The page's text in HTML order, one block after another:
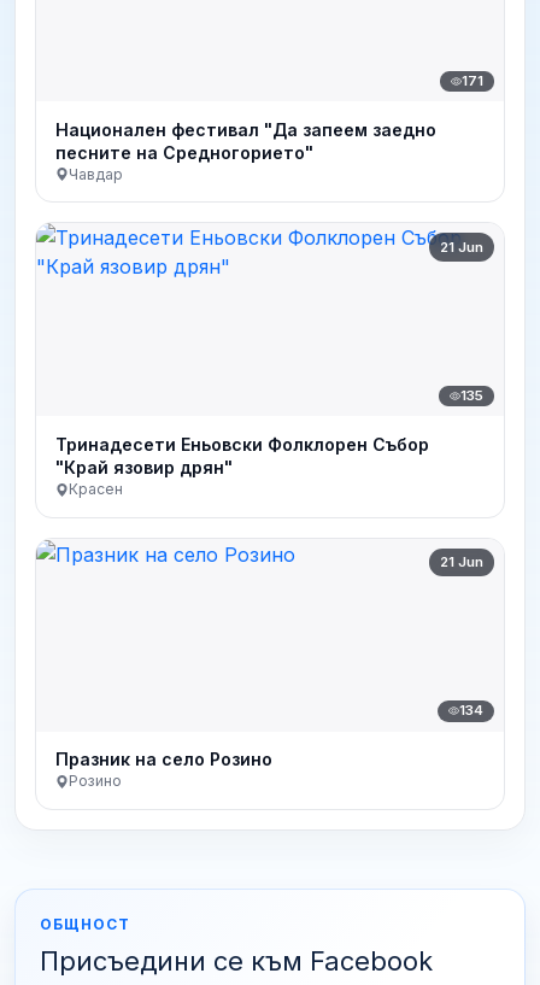
171
Национален фестивал "Да запеем заедно
песните на Средногорието"
Чавдар
21 Jun
135
Тринадесети Еньовски Фолклорен Събор
"Край язовир дрян"
Красен
21 Jun
134
Празник на село Розино
Розино
ОБЩНОСТ
Присъедини се към Facebook